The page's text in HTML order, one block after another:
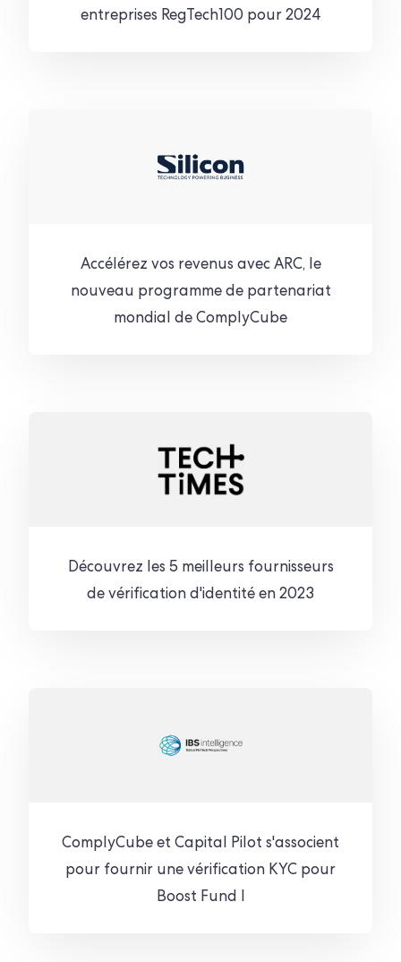
entreprises RegTech100 pour 2024
Accélérez vos revenus avec ARC, le
nouveau programme de partenariat
mondial de ComplyCube
Découvrez les 5 meilleurs fournisseurs
de vérification d'identité en 2023
ComplyCube et Capital Pilot s'associent
pour fournir une vérification KYC pour
Boost Fund I